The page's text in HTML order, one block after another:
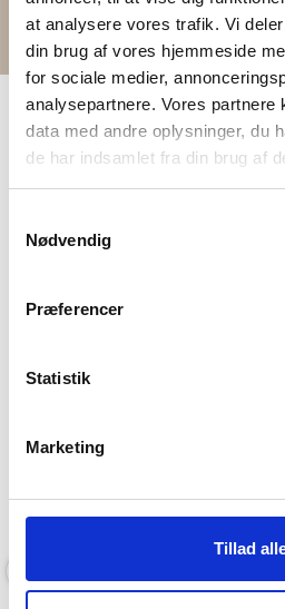
at analysere vores trafik. Vi
din brug af vores hjemmeside
for sociale medier,
analysepartnere. Vores partnere
data med andre oplysninger, du
de har indsamlet fra din brug af
Nødvendig
Præferencer
Statistik
Marketing
Tillad
irgendwo dazwischen.